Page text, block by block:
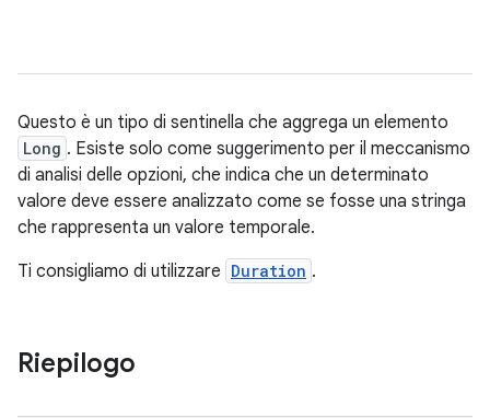
Questo è un tipo di sentinella che aggrega un elemento
Long . Esiste solo come suggerimento per il meccanismo
di analisi delle opzioni, che indica che un determinato
valore deve essere analizzato come se fosse una stringa
che rappresenta un valore temporale.
Ti consigliamo di utilizzare Duration .
Riepilogo